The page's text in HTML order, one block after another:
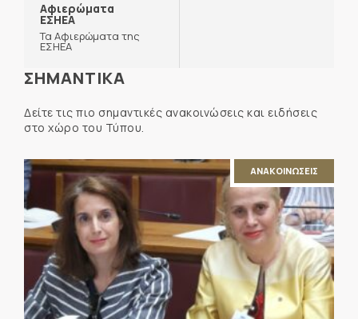
Αφιερώματα
ΕΣΗΕΑ
Τα Αφιερώματα της
ΕΣΗΕΑ
ΣΗΜΑΝΤΙΚΑ
Δείτε τις πιο σημαντικές ανακοινώσεις και ειδήσεις
στο χώρο του Τύπου.
ΑΝΑΚΟΙΝΩΣΕΙΣ